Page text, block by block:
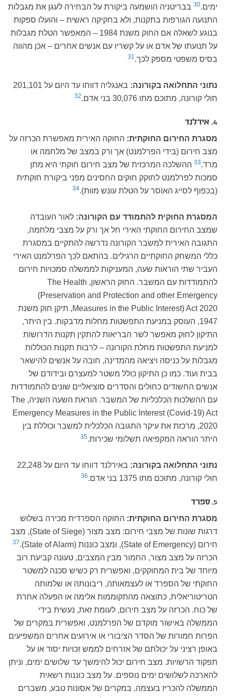
ימים.30 בבריטניה הושמעה ביקורת על הבחירה לעגן את מגבלות
התנועה הגורפות בתקנות, ולא בחקיקה ראשית – והועלו ספקות
בנוגע לשאלה אם החוק משנת 1984 – המאפשר הטלת מגבלות
על תנועתו של אדם או על קשריו עם אנשים אחרים – אכן מהווה
בסיס משפטי מספק לכך. 31
נתוני התחלואה בקורונה:
באנגליה דווחו עד היום על 201,101
חולי קורונה, מתוכם מתו 30,076 בני אדם.
32
4. אירלנד
מסגרת החירום החוקתית: החוקה האירית מאפשרת הכרזה על
מצב חירום (בידי הפרלמנט) אך ורק במצב של מלחמה או
מרד.33 ההשלכה המרכזית של מצב חירום חוקתי היא מתן
סמכות לפרלמנט לחוקק חוקים החסינים מפני ביקורת חוקתית
(בכפוף לסייג האוסר על הטלת עונש מוות).34
המסגרת החוקית להתמודד עם הקורונה: לאור העובדה
שמצב החירום החוקתי האירי חל אך ורק על מצבי מלחמה,
התגובה האירית למשבר הקורונה נדרשה להתקיים במסגרת
כללי המשחק החוקתיים הרגילים. בהתאם לכך הפרלמנט האירי
העביר שתי הוראות שעה, המעניקות לממשלה סמכויות חירום
להתמודדות עם המשבר. החוק הראשון, The Health
(Preservation and Protection and other Emergency
Measures in the Public Interest) Act 2020, תיקן חוק משנת
1947, העוסק במניעת התפשטות מחלות מדבקות. בין היתר,
התיקון לחוק מאפשר לשר הבריאות להתקין תקנות הדרושות
למניעת התפשטות מחלת הקורונה – לרבות תקנות הכוללות
מגבלות על כניסה ויציאה מהמדינה, חובה על אנשים להישאר
בבית ועוד. כמו כן התיקון כולל משטר למעצרם ובידודם של
אנשים החשודים כחולים והסדרים סוציאליים שונים להתמודדות
עם ההשלכות הכלכליות של המשבר. הוראת השעה השניה, The
Emergency Measures in the Public Interest (Covid-19) Act
2020, מרכזת את עיקר התגובה הכלכלית למשבר וכוללת בין
היתר הוראה המקפיאה תשלומי שכירות.35
נתוני התחלואה בקורונה:
באירלנד דווחו עד היום על 22,248
חולי קורונה, מתוכם מתו 1375 בני אדם.
36
5. ספרד
מסגרת החירום החוקתית: החוקה הספרדית מכירה בשלוש
דרגות שונות של מצבי חירום: מצב מצור (State of Siege), מצב
חירום (State of Emergency), ומצב כוננות (State of Alarm).
37
הכרזה על מצב מצור, החמור מבין המצבים, טעונה קביעת רוב
מיוחד של בית המחוקקים, ואפשרית רק כשיש סכנה למשטר
החוקתי של הספרד או לעצמאותה, ריבונותה או שלמותה
הטריטוריאלית, כתוצאה מהתקוממות אלימה או הפעלה אחרת
של כוח. הכרזה על מצב חירום, לעומת זאת, נעשית בידי
הממשלה באישור מוקדם של הפרלמנט, ואפשרית במקרים של
הפרות חמורות של הסדר הציבורי או אירועים אחרים המשפיעים
באופן רציני על יכולתם של אזרחים לממש זכויות יסוד או על
תפקוד הרשויות. מצב חירום יכול להימשך עד שלושים ימים, וניתן
להארכה לשלושים ימים נוספים. על מצב כוננות רשאית
הממשלה להכריז בעצמה, במקרים של אסונות טבע, משברים